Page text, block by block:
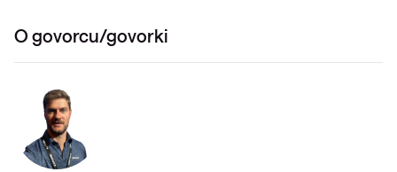
O govorcu/govorki